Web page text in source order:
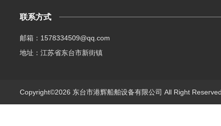
联系方式
邮箱：1578334509@qq.com
地址：江苏省东台市新街镇
Copyright©2026 东台市港辉船舶设备有限公司 All Right